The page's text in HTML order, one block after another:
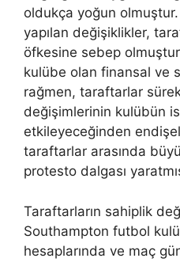
oldukça yoğun
yapılan değişiklikler,
öfkesine sebep
kulübe olan finansal ve
rağmen, taraftarlar
değişimlerinin kulübün
etkileyeceğinden
taraftarlar arasında
protesto dalgası
Taraftarların sahiplik
Southampton futbol
hesaplarında ve maç